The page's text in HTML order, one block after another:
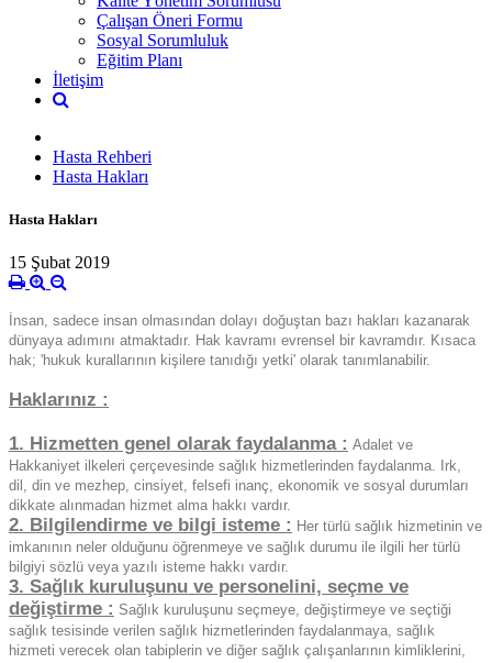
Çalışan Öneri Formu
Sosyal Sorumluluk
Eğitim Planı
İletişim
Hasta Rehberi
Hasta Hakları
Hasta Hakları
15 Şubat 2019
İnsan, sadece insan olmasından dolayı doğuştan bazı hakları kazanarak
dünyaya adımını atmaktadır. Hak kavramı evrensel bir kavramdır. Kısaca
hak; 'hukuk kurallarının kişilere tanıdığı yetki' olarak tanımlanabilir.
Haklarınız :
1. Hizmetten genel olarak faydalanma : Adalet ve
Hakkaniyet ilkeleri çerçevesinde sağlık hizmetlerinden faydalanma. Irk,
dil, din ve mezhep, cinsiyet, felsefi inanç, ekonomik ve sosyal durumları
dikkate alınmadan hizmet alma hakkı vardır.
2. Bilgilendirme ve bilgi isteme : Her türlü sağlık hizmetinin ve
imkanının neler olduğunu öğrenmeye ve sağlık durumu ile ilgili her türlü
bilgiyi sözlü veya yazılı isteme hakkı vardır.
3. Sağlık kuruluşunu ve personelini, seçme ve
değiştirme : Sağlık kuruluşunu seçmeye, değiştirmeye ve seçtiği
sağlık tesisinde verilen sağlık hizmetlerinden faydalanmaya, sağlık
hizmeti verecek olan tabiplerin ve diğer sağlık çalışanlarının kimliklerini,